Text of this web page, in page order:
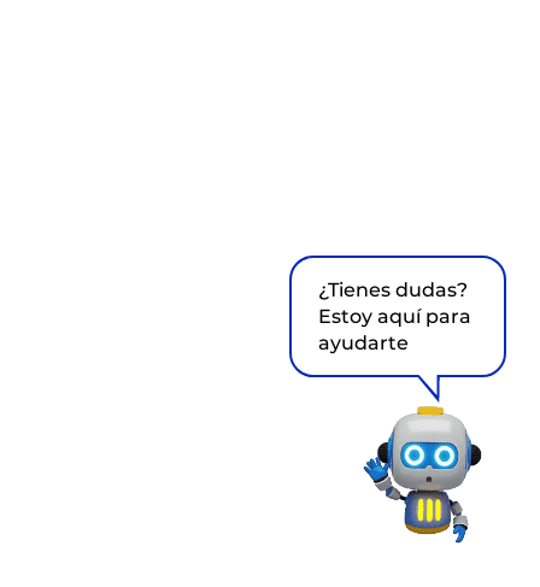
¿Tienes dudas?
Estoy aquí para
ayudarte